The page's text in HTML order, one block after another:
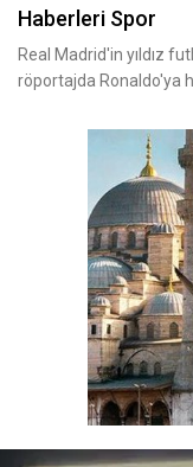
Haberleri Spor
Real Madrid'in yıldız
röportajda Ronaldo'ya